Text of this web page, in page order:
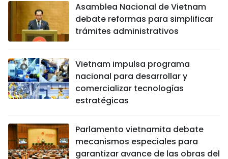
Asamblea Nacional de Vietnam
debate reformas para simplificar
trámites administrativos
Vietnam impulsa programa
nacional para desarrollar y
comercializar tecnologías
estratégicas
Parlamento vietnamita debate
mecanismos especiales para
garantizar avance de las obras del